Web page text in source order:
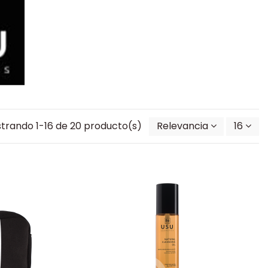
1-16 de 20 producto(s) Relevancia 16